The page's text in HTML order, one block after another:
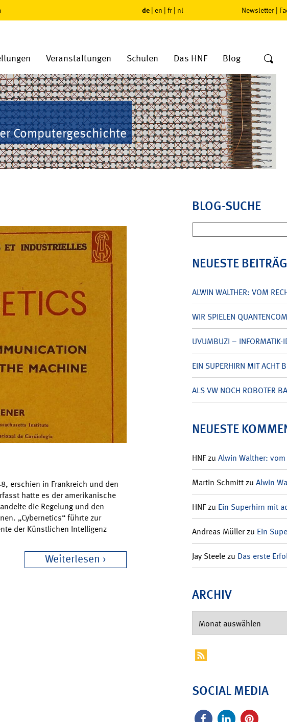
de | en | fr | nl Newsletter |
Veranstaltungen Schulen Das HNF Blog
Computergeschichte
erschien in Frankreich und den
hatte es der amerikanische
die Regelung und den
„Cybernetics“ führte zur
der Künstlichen Intelligenz
Weiterlesen
BLOG-SUCHE
nach:
NEUESTE
ALWIN WALTHER: VOM
WIR SPIELEN
UVUMBUZI – INFORMATIK-
EIN SUPERHIRN MIT ACHT
ALS VW NOCH ROBOTER
NEUESTE
HNFzu Alwin Walther:
Martin Schmittzu Alwin
HNFzu Ein Superhirn mit
Andreas Müllerzu Ein
Jay Steelezu Das erste
ARCHIV
SOCIAL MEDIA